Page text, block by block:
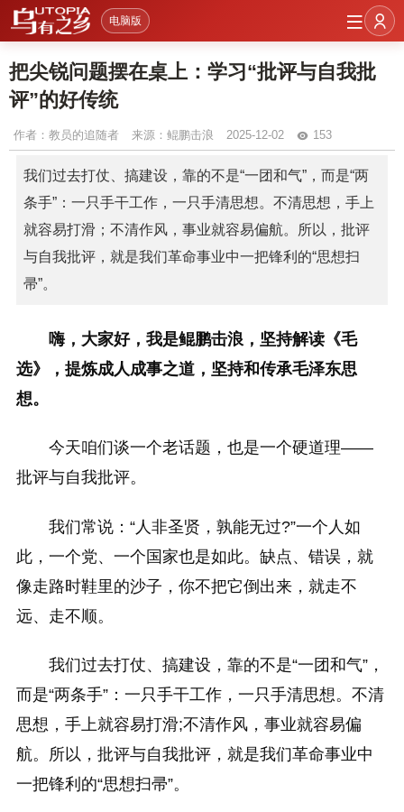
电脑版
把尖锐问题摆在桌上：学习“批评与自我批
评”的好传统
作者： 教员的追随者 来源：鲲鹏击浪 2025-12-02 153
我们过去打仗、搞建设，靠的不是“一团和气”，而是“两
条手”：一只手干工作，一只手清思想。不清思想，手上
就容易打滑；不清作风，事业就容易偏航。所以，批评
与自我批评，就是我们革命事业中一把锋利的“思想扫
帚”。
嗨，大家好，我是鲲鹏击浪，坚持解读《毛
选》，提炼成人成事之道，坚持和传承毛泽东思
想。
今天咱们谈一个老话题，也是一个硬道理——
批评与自我批评。
我们常说：“人非圣贤，孰能无过?”一个人如
此，一个党、一个国家也是如此。缺点、错误，就
像走路时鞋里的沙子，你不把它倒出来，就走不
远、走不顺。
我们过去打仗、搞建设，靠的不是“一团和气”，
而是“两条手”：一只手干工作，一只手清思想。不清
思想，手上就容易打滑;不清作风，事业就容易偏
航。所以，批评与自我批评，就是我们革命事业中
一把锋利的“思想扫帚”。